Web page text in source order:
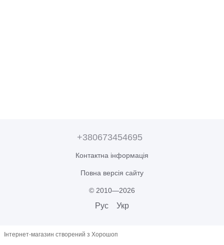
+380673454695
Контактна інформація
Повна версія сайту
© 2010—2026
Рус Укр
Інтернет-магазин створений з Хорошоп